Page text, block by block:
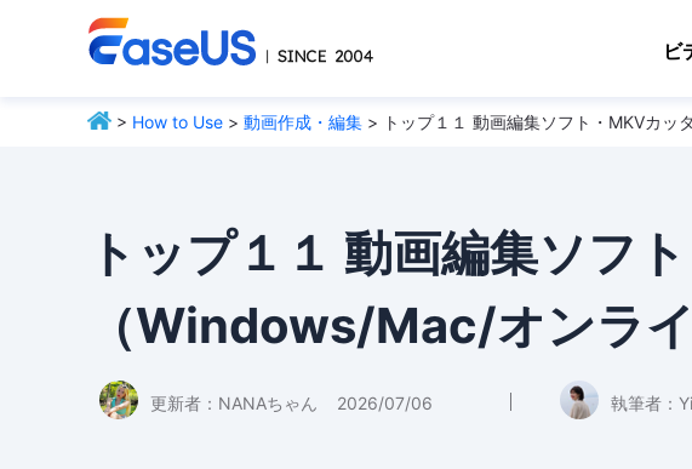
ビ
> How to Use > 動画作成・編集 > トップ１１ 動画編集ソフト・MKVカッ
トップ１１ 動画編集ソフ
（Windows/Mac/オンライ
更新者： NANAちゃん 2026/07/06 執筆者：